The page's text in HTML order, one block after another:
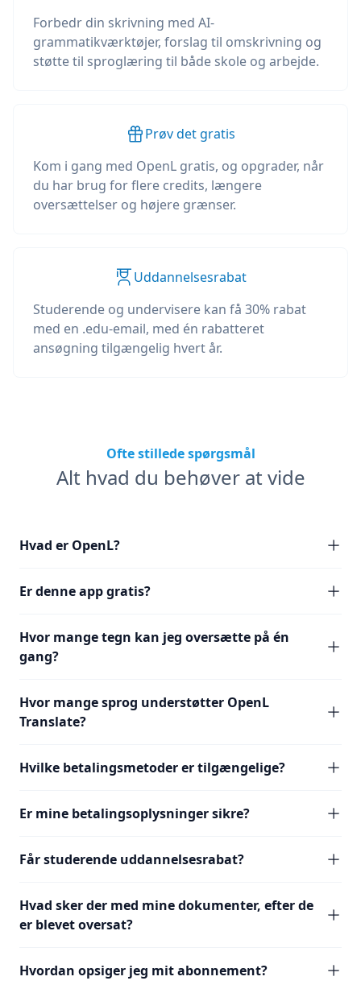
Forbedr din skrivning med AI-
grammatikværktøjer, forslag til omskrivning og
støtte til sproglæring til både skole og arbejde.
Prøv det gratis
Kom i gang med OpenL gratis, og opgrader, når
du har brug for flere credits, længere
oversættelser og højere grænser.
Uddannelsesrabat
Studerende og undervisere kan få 30% rabat
med en .edu-email, med én rabatteret
ansøgning tilgængelig hvert år.
Ofte stillede spørgsmål
Alt hvad du behøver at vide
Hvad er OpenL?
Er denne app gratis?
Hvor mange tegn kan jeg oversætte på én
gang?
Hvor mange sprog understøtter OpenL
Translate?
Hvilke betalingsmetoder er tilgængelige?
Er mine betalingsoplysninger sikre?
Får studerende uddannelsesrabat?
Hvad sker der med mine dokumenter, efter de
er blevet oversat?
Hvordan opsiger jeg mit abonnement?